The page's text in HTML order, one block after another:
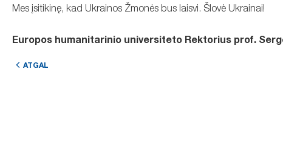
Mes įsitikinę, kad Ukrainos Žmonės bus laisvi. Šlovė Ukrainai!
Europos humanitarinio universiteto Rektorius prof.
ATGAL